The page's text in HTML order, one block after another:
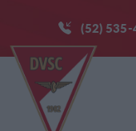
(52)